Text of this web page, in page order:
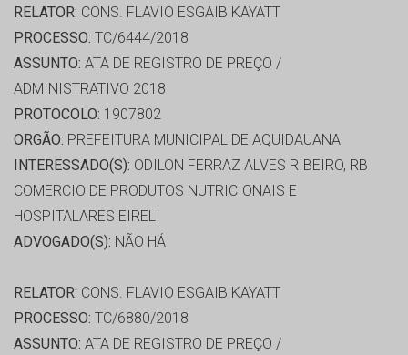
RELATOR: CONS. FLAVIO ESGAIB KAYATT
PROCESSO: TC/6444/2018
ASSUNTO: ATA DE REGISTRO DE PREÇO /
ADMINISTRATIVO 2018
PROTOCOLO: 1907802
ORGÃO: PREFEITURA MUNICIPAL DE AQUIDAUANA
INTERESSADO(S): ODILON FERRAZ ALVES RIBEIRO, RB
COMERCIO DE PRODUTOS NUTRICIONAIS E
HOSPITALARES EIRELI
ADVOGADO(S): NÃO HÁ
RELATOR: CONS. FLAVIO ESGAIB KAYATT
PROCESSO: TC/6880/2018
ASSUNTO: ATA DE REGISTRO DE PREÇO /